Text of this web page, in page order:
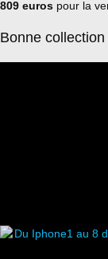
809 euros pour la
Bonne